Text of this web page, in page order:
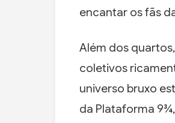
encantar os fãs
Além dos
coletivos
universo bruxo
da Plataforma